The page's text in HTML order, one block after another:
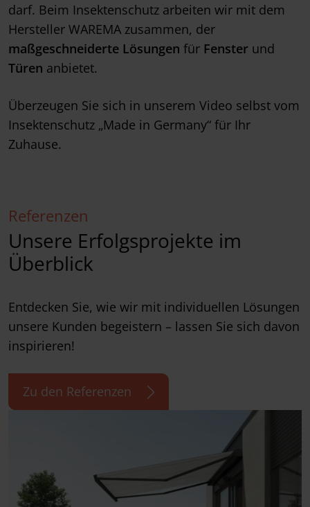
darf. Beim Insektenschutz arbeiten wir mit dem
Hersteller WAREMA zusammen, der
maßgeschneiderte Lösungen für Fenster und
Türen anbietet.
Überzeugen Sie sich in unserem Video selbst vom
Insektenschutz „Made in Germany“ für Ihr
Zuhause.
Referenzen
Unsere Erfolgsprojekte im
Überblick
Entdecken Sie, wie wir mit individuellen Lösungen
unsere Kunden begeistern – lassen Sie sich davon
inspirieren!
Zu den Referenzen